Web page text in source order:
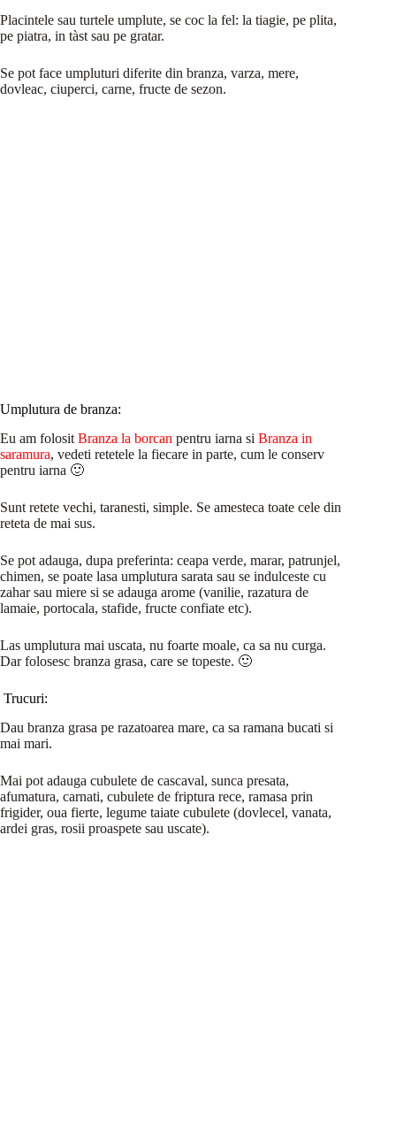
Placintele sau turtele umplute, se coc la fel: la tiagie, pe plita,
pe piatra, in tàst sau pe gratar.
Se pot face umpluturi diferite din branza, varza, mere,
dovleac, ciuperci, carne, fructe de sezon.
Umplutura de branza:
Eu am folosit Branza la borcan pentru iarna si Branza in
saramura, vedeti retetele la fiecare in parte, cum le conserv
pentru iarna 🙂
Sunt retete vechi, taranesti, simple. Se amesteca toate cele din
reteta de mai sus.
Se pot adauga, dupa preferinta: ceapa verde, marar, patrunjel,
chimen, se poate lasa umplutura sarata sau se indulceste cu
zahar sau miere si se adauga arome (vanilie, razatura de
lamaie, portocala, stafide, fructe confiate etc).
Las umplutura mai uscata, nu foarte moale, ca sa nu curga.
Dar folosesc branza grasa, care se topeste. 🙂
Trucuri:
Dau branza grasa pe razatoarea mare, ca sa ramana bucati si
mai mari.
Mai pot adauga cubulete de cascaval, sunca presata,
afumatura, carnati, cubulete de friptura rece, ramasa prin
frigider, oua fierte, legume taiate cubulete (dovlecel, vanata,
ardei gras, rosii proaspete sau uscate).